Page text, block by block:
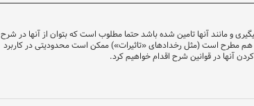
و مانند آنها تامین شده باشد حتما مطلوب است که بتوان از آنها در شرح
مطرح است (مثل رخدادهای «تاثیرات») ممکن است محدودیتی در کاربرد
آنها در قوانین شرح اقدام خواهیم کرد.